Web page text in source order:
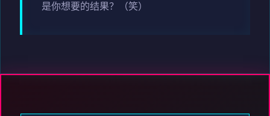
是你想要的结果？（笑）